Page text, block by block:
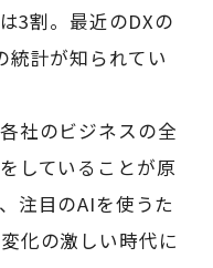
3割。最近のDXの
統計が知られてい
社のビジネスの全
していることが原
注目のAIを使うた
化の激しい時代に